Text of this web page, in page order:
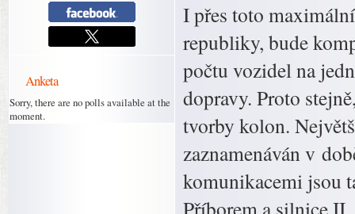
Anketa
Sorry, there are no polls available at the
moment.
I přes toto
republiky, bude
počtu vozidel na
dopravy. Proto
tvorby kolon.
zaznamenáván v
komunikacemi jsou
Příborem a silnice